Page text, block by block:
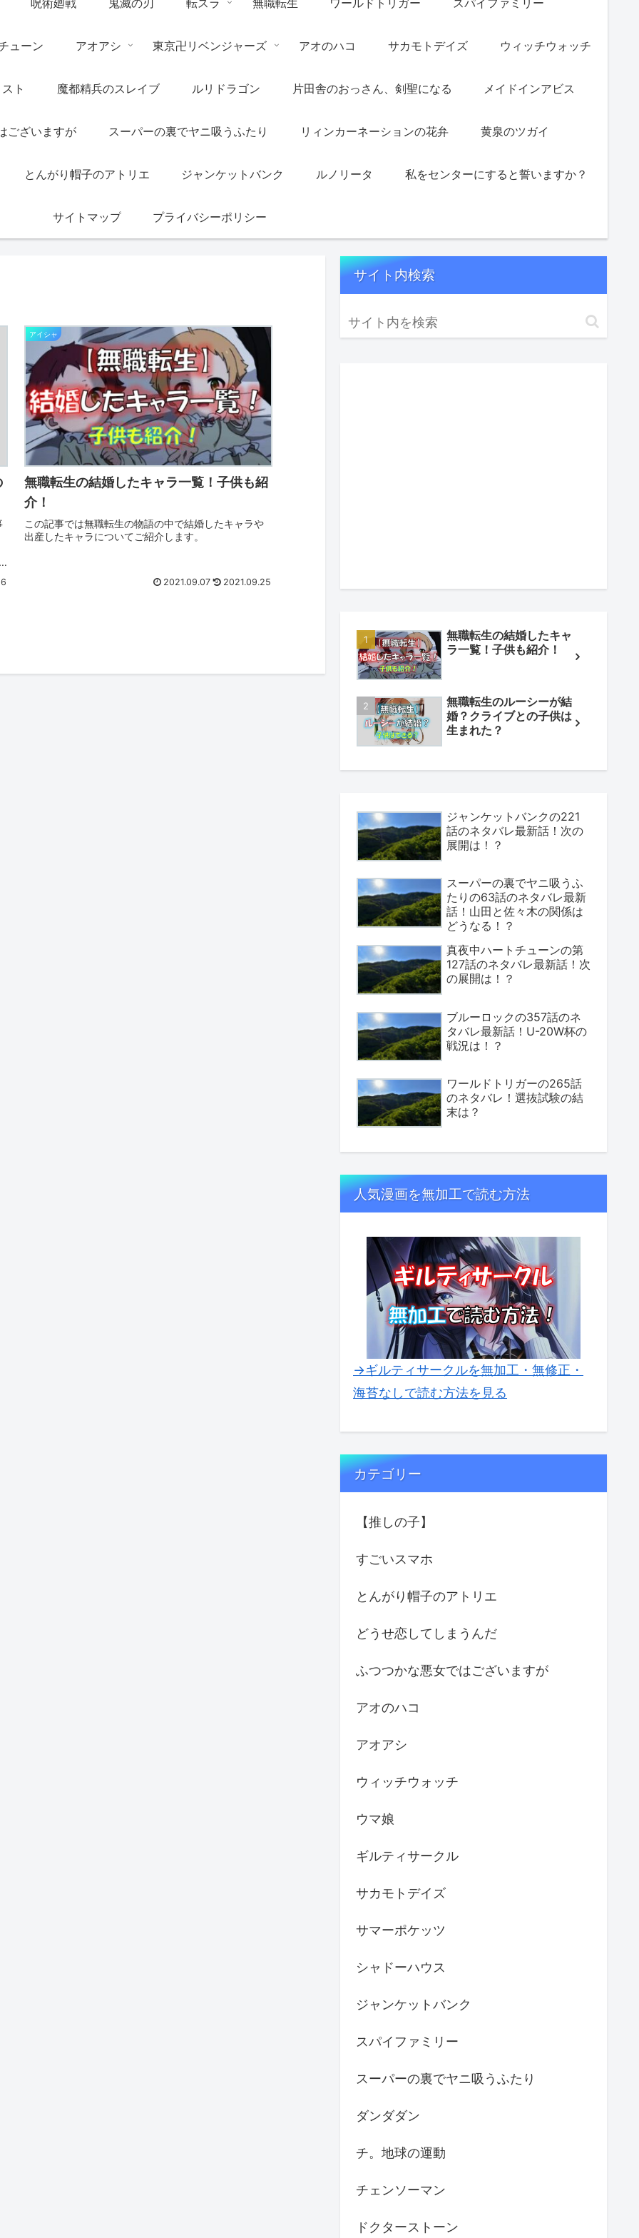
ューン アオアシ 東京卍リベンジャーズ アオのハコ サカモトデイズ ウィッチウォッチ
ト 魔都精兵のスレイブ ルリドラゴン 片田舎のおっさん、剣聖になる メイドインアビス
ございますが スーパーの裏でヤニ吸うふたり リィンカーネーションの花弁 黄泉のツガイ
とんがり帽子のアトリエ ジャンケットバンク ルノリータ 私をセンターにすると誓いますか？
サイトマップ プライバシーポリシー
アイシャ
無職転生の結婚したキャラ一覧！子供も紹
介！
この記事では無職転生の物語の中で結婚したキャラや
出産したキャラについてご紹介します。
2021.09.07 2021.09.25
サイト内検索
無職転生の結婚したキャ
ラ一覧！子供も紹介！
無職転生のルーシーが結
婚？クライブとの子供は
生まれた？
ジャンケットバンクの221
話のネタバレ最新話！次の
展開は！？
スーパーの裏でヤニ吸うふ
たりの63話のネタバレ最新
話！山田と佐々木の関係は
どうなる！？
真夜中ハートチューンの第
127話のネタバレ最新話！次
の展開は！？
ブルーロックの357話のネ
タバレ最新話！U-20W杯の
戦況は！？
ワールドトリガーの265話
のネタバレ！選抜試験の結
末は？
人気漫画を無加工で読む方法
→ギルティサークルを無加工・無修正・
海苔なしで読む方法を見る
カテゴリー
【推しの子】
すごいスマホ
とんがり帽子のアトリエ
どうせ恋してしまうんだ
ふつつかな悪女ではございますが
アオのハコ
アオアシ
ウィッチウォッチ
ウマ娘
ギルティサークル
サカモトデイズ
サマーポケッツ
シャドーハウス
ジャンケットバンク
スパイファミリー
スーパーの裏でヤニ吸うふたり
ダンダダン
チ。地球の運動
チェンソーマン
ドクターストーン